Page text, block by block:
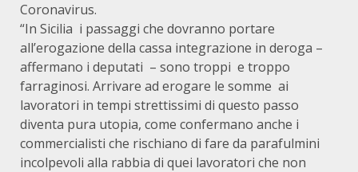
Coronavirus.
“In Sicilia i passaggi che dovranno portare
all’erogazione della cassa integrazione in deroga –
affermano i deputati – sono troppi e troppo
farraginosi. Arrivare ad erogare le somme ai
lavoratori in tempi strettissimi di questo passo
diventa pura utopia, come confermano anche i
commercialisti che rischiano di fare da parafulmini
incolpevoli alla rabbia di quei lavoratori che non